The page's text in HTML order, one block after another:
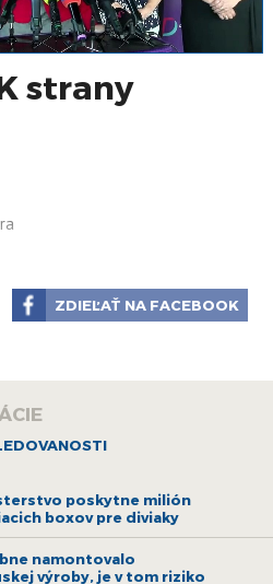
strany
ZDIEĽAŤ NA FACEBOOK
poskytne milión
boxov pre diviaky
namontovalo
výroby, je v tom riziko